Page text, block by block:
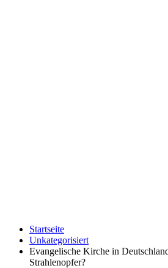
Startseite
Unkategorisiert
Evangelische Kirche in
Strahlenopfer?